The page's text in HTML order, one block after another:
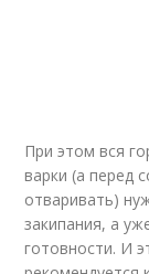
При этом вся
варки (а перед
отваривать)
закипания, а
готовности. И